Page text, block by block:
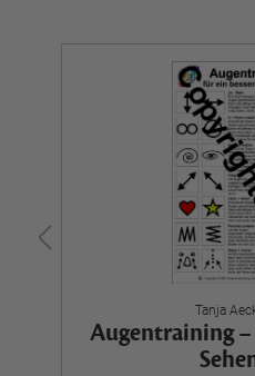
Tanja
Augentraining –